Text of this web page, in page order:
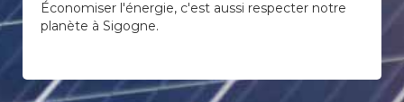
Économiser l'énergie, c'est aussi respecter notre
planète à Sigogne.